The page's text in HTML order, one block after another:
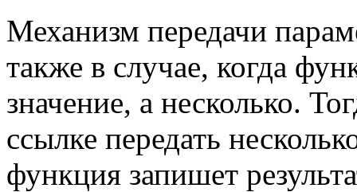
Механизм передачи
также в случае, когда
значение, а несколько.
ссылке передать
функция запишет